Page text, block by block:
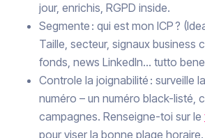
jour, enrichis, RGPD inside.
Segmente : qui est mon ICP ?
Taille, secteur, signaux business
fonds, news LinkedIn… tutto
Controle la joignabilité : surveille
numéro – un numéro black-listé,
campagnes. Renseigne-toi sur le
pour viser la bonne plage horaire.